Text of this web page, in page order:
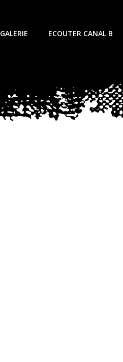
GALERIE ECOUTER CANAL B